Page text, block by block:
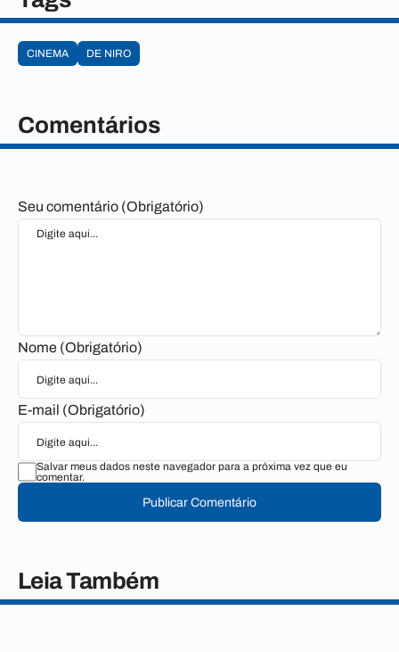
CINEMA DE NIRO
Comentários
Seu comentário (Obrigatório)
Nome (Obrigatório)
E-mail (Obrigatório)
Salvar meus dados neste navegador para a próxima vez que eu
comentar.
Publicar Comentário
Leia Também